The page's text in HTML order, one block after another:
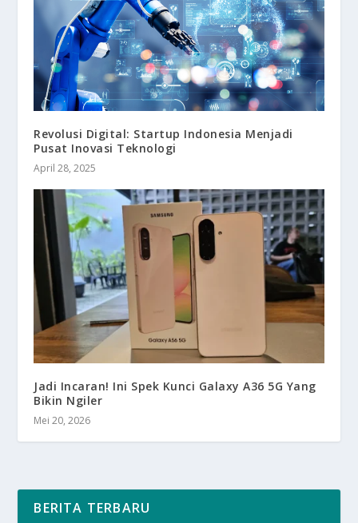
Revolusi Digital: Startup Indonesia Menjadi
Pusat Inovasi Teknologi
April 28, 2025
Jadi Incaran! Ini Spek Kunci Galaxy A36 5G Yang
Bikin Ngiler
Mei 20, 2026
BERITA TERBARU